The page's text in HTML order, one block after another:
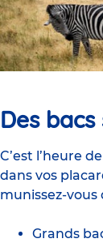
Des
C’est l’heure de
dans vos
munissez-vous
Grands